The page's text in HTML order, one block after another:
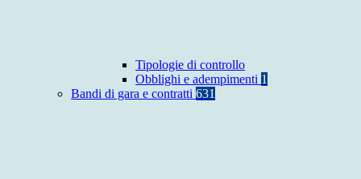
Tipologie di controllo
Obblighi e adempimenti 1
Bandi di gara e contratti 631